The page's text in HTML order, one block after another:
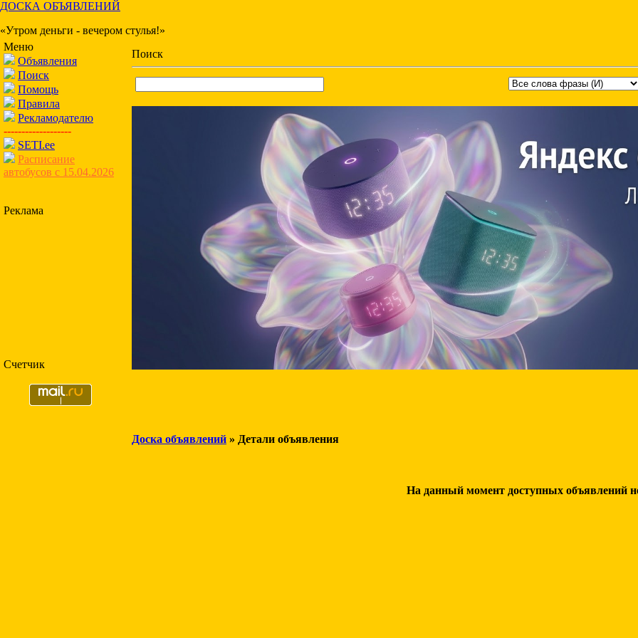
ДОСКА ОБЪЯВЛЕНИЙ
«Утром деньги - вечером стулья!»
Меню
Объявления
Поиск
Помощь
Правила
Рекламодателю
-------------------
SETI.ee
Расписание
автобусов с 15.04.2026
Реклама
Счетчик
Поиск
Доска объявлений » Детали объявления
На данный момент доступных объявлений